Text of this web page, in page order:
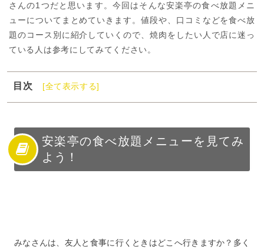
さんの1つだと思います。今回はそんな安楽亭の食べ放題メニ
ューについてまとめていきます。値段や、口コミなどを食べ放
題のコース別に紹介していくので、焼肉をしたい人で店に迷っ
ている人は参考にしてみてください。
目次
[全て表示する]
1
安楽亭の食べ放題メニューを見てみよう！
3
安楽亭の食べ放題メニューや値段を見てみよう
4
安楽亭の食べ放題メニューの口コミを紹介！
5
安楽亭の食べ放題メニューでお腹いっぱい食べよう！
安楽亭の食べ放題メニューを見てみ
よう！
みなさんは、友人と食事に行くときはどこへ行きますか？多く